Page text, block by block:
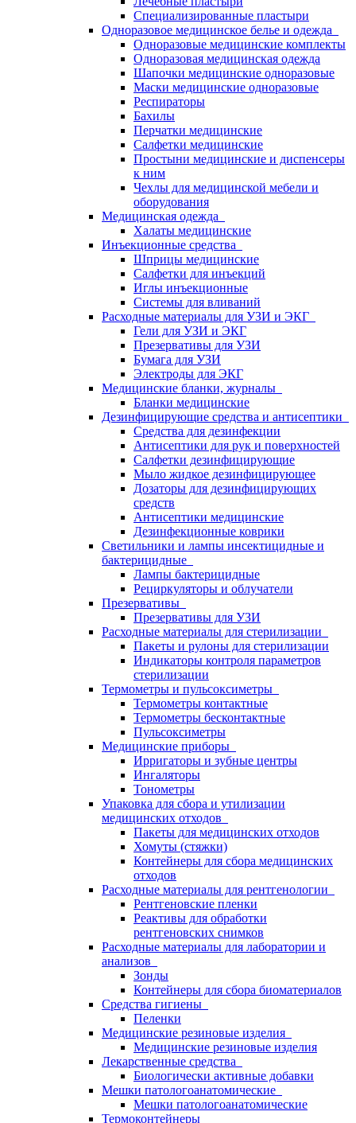
Специализированные пластыри
Одноразовое медицинское белье и одежда
Одноразовые медицинские комплекты
Одноразовая медицинская одежда
Шапочки медицинские одноразовые
Маски медицинские одноразовые
Респираторы
Бахилы
Перчатки медицинские
Салфетки медицинские
Простыни медицинские и диспенсеры
к ним
Чехлы для медицинской мебели и
оборудования
Медицинская одежда
Халаты медицинские
Инъекционные средства
Шприцы медицинские
Салфетки для инъекций
Иглы инъекционные
Системы для вливаний
Расходные материалы для УЗИ и ЭКГ
Гели для УЗИ и ЭКГ
Презервативы для УЗИ
Бумага для УЗИ
Электроды для ЭКГ
Медицинские бланки, журналы
Бланки медицинские
Дезинфицирующие средства и антисептики
Средства для дезинфекции
Антисептики для рук и поверхностей
Салфетки дезинфицирующие
Мыло жидкое дезинфицирующее
Дозаторы для дезинфицирующих
средств
Антисептики медицинские
Дезинфекционные коврики
Светильники и лампы инсектицидные и
бактерицидные
Лампы бактерицидные
Рециркуляторы и облучатели
Презервативы
Презервативы для УЗИ
Расходные материалы для стерилизации
Пакеты и рулоны для стерилизации
Индикаторы контроля параметров
стерилизации
Термометры и пульсоксиметры
Термометры контактные
Термометры бесконтактные
Пульсоксиметры
Медицинские приборы
Ирригаторы и зубные центры
Ингаляторы
Тонометры
Упаковка для сбора и утилизации
медицинских отходов
Пакеты для медицинских отходов
Хомуты (стяжки)
Контейнеры для сбора медицинских
отходов
Расходные материалы для рентгенологии
Рентгеновские пленки
Реактивы для обработки
рентгеновских снимков
Расходные материалы для лаборатории и
анализов
Зонды
Контейнеры для сбора биоматериалов
Средства гигиены
Пеленки
Медицинские резиновые изделия
Медицинские резиновые изделия
Лекарственные средства
Биологически активные добавки
Мешки патологоанатомические
Мешки патологоанатомические
Термоконтейнеры